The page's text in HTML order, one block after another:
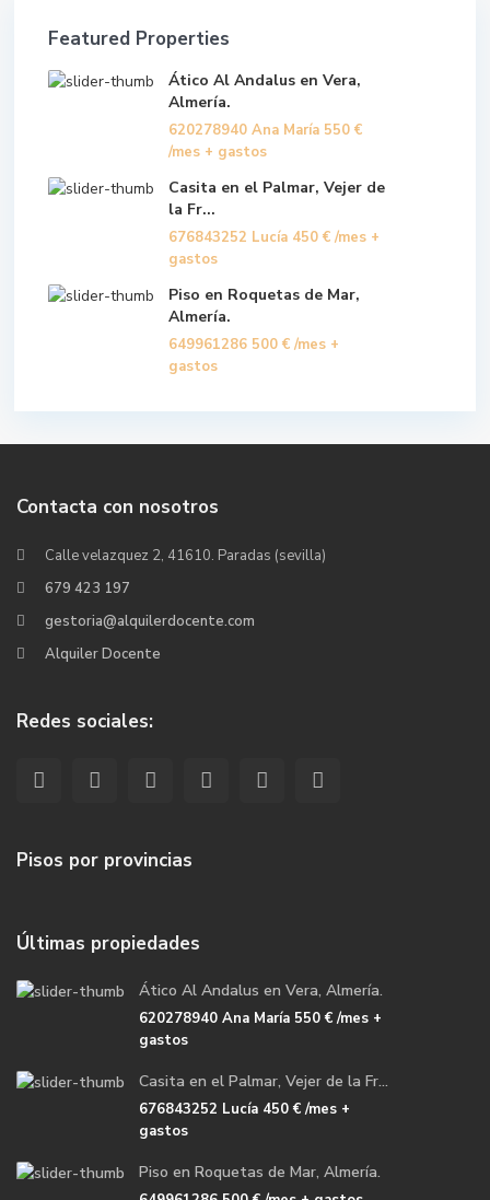
Featured Properties
Ático Al Andalus en Vera,
Almería.
620278940 Ana María 550 €
/mes + gastos
Casita en el Palmar, Vejer de
la Fr...
676843252 Lucía 450 € /mes +
gastos
Piso en Roquetas de Mar,
Almería.
649961286 500 € /mes +
gastos
Contacta con nosotros
Calle velazquez 2, 41610. Paradas (sevilla)
679 423 197
gestoria@alquilerdocente.com
Alquiler Docente
Redes sociales:
Pisos por provincias
Últimas propiedades
Ático Al Andalus en Vera, Almería.
620278940 Ana María 550 €/mes +
gastos
Casita en el Palmar, Vejer de la Fr...
676843252 Lucía 450 €/mes +
gastos
Piso en Roquetas de Mar, Almería.